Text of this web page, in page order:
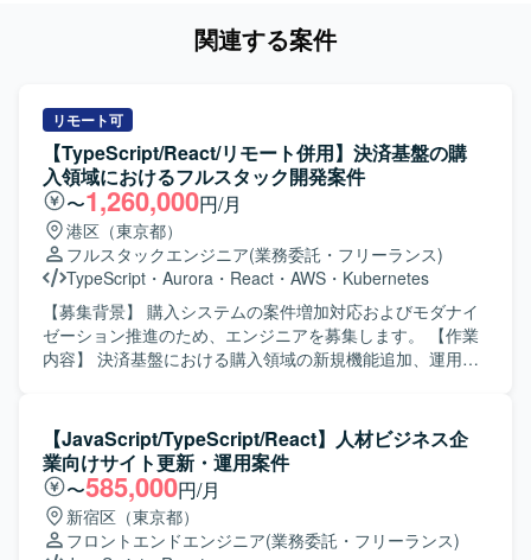
関連する案件
リモート可
【TypeScript/React/リモート併用】決済基盤の購
入領域におけるフルスタック開発案件
〜1,260,000円/月
港区（東京都）
フルスタックエンジニア(業務委託・フリーランス)
TypeScript ・ Aurora ・ React ・ AWS ・ Kubernetes
【募集背景】 購入システムの案件増加対応およびモダナイ
ゼーション推進のため、エンジニアを募集します。 【作業
内容】 決済基盤における購入領域の新規機能追加、運用保
およびモダナイゼーションに必要な作業をチームで進めま
す。 【求める人物像】 積極的にコミュニケーションを取
り、課題の発見、分析、提案、解決に関心を持って取り組
める方を求めます。チーム開発の経験があり、生成AIを含
む新しい技術への挑戦を継続できる方を歓迎します。 【ポ
ジションの魅力】 国内有数の決済トラフィックを支えるプ
【JavaScript/TypeScript/React】人材ビジネス企
業向けサイト更新・運用案件
〜585,000円/月
新宿区（東京都）
フロントエンドエンジニア(業務委託・フリーランス)